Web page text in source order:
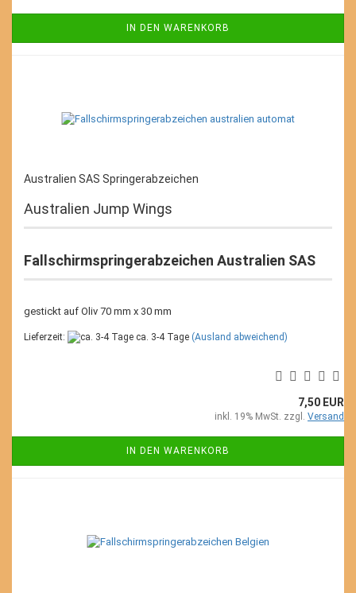
IN DEN WARENKORB
Australien SAS Springerabzeichen
Australien Jump Wings
Fallschirmspringerabzeichen Australien SAS
gestickt auf Oliv 70 mm x 30 mm
Lieferzeit: ca. 3-4 Tage (Ausland abweichend)
7,50 EUR
inkl. 19% MwSt. zzgl. Versand
IN DEN WARENKORB